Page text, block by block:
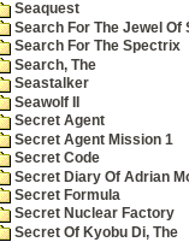
Seaquest
Search For The Jewel Of
Search For The Spectrix
Search, The
Seastalker
Seawolf II
Secret Agent
Secret Agent Mission 1
Secret Code
Secret Diary Of Adrian
Secret Formula
Secret Nuclear Factory
Secret Of Kyobu Di, The